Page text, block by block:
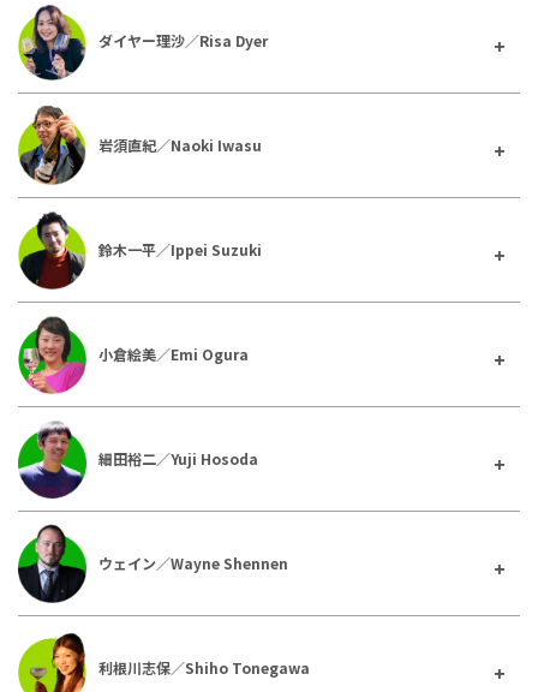
ダイヤー理沙／Risa Dyer
岩須直紀／Naoki Iwasu
鈴木一平／Ippei Suzuki
小倉絵美／Emi Ogura
細田裕二／Yuji Hosoda
ウェイン／Wayne Shennen
利根川志保／Shiho Tonegawa